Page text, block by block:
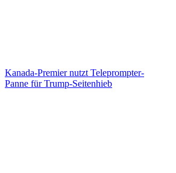
Kanada-Premier nutzt Teleprompter-
Panne für Trump-Seitenhieb